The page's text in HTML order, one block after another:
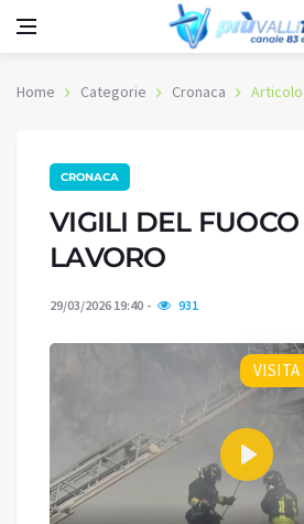
Home Categorie Cronaca Articolo
CRONACA
VIGILI DEL
LAVORO
29/03/2026 19:40 931
Play